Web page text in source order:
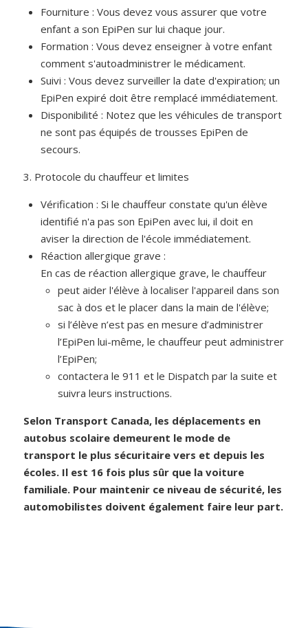
Fourniture : Vous devez vous assurer que votre
enfant a son EpiPen sur lui chaque jour.
Formation : Vous devez enseigner à votre enfant
comment s'autoadministrer le médicament.
Suivi : Vous devez surveiller la date d'expiration; un
EpiPen expiré doit être remplacé immédiatement.
Disponibilité : Notez que les véhicules de transport
ne sont pas équipés de trousses EpiPen de
secours.
3. Protocole du chauffeur et limites
Vérification : Si le chauffeur constate qu'un élève
identifié n'a pas son EpiPen avec lui, il doit en
aviser la direction de l'école immédiatement.
Réaction allergique grave :
En cas de réaction allergique grave, le chauffeur
peut aider l'élève à localiser l'appareil dans son
sac à dos et le placer dans la main de l'élève;
si l’élève n’est pas en mesure d’administrer
l’EpiPen lui-même, le chauffeur peut administrer
l’EpiPen;
contactera le 911 et le Dispatch par la suite et
suivra leurs instructions.
Selon Transport Canada, les déplacements en
autobus scolaire demeurent le mode de
transport le plus sécuritaire vers et depuis les
écoles. Il est 16 fois plus sûr que la voiture
familiale. Pour maintenir ce niveau de sécurité, les
automobilistes doivent également faire leur part.